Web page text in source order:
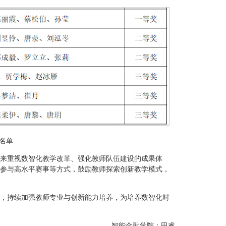
单
重视数智化教学改革、强化教师队伍建设的成果体
高水平赛事等方式，鼓励教师探索创新教学模式，
持续加强教师专业与创新能力培养，为培养数智化时